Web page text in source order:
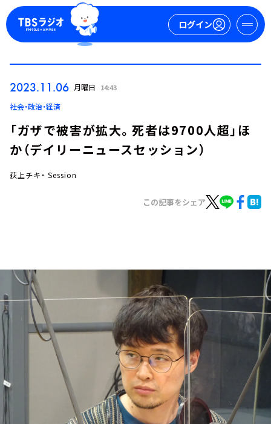
ログイン
お知らせ
イベント・グッズ
YouTube
会社情報
2023.11.06 月曜日 14:43
社会・政治・経済
「ガザで被害が拡大。死者は9700人超」ほ
か（デイリーニュースセッション）
荻上チキ・ Session
この記事をシェア